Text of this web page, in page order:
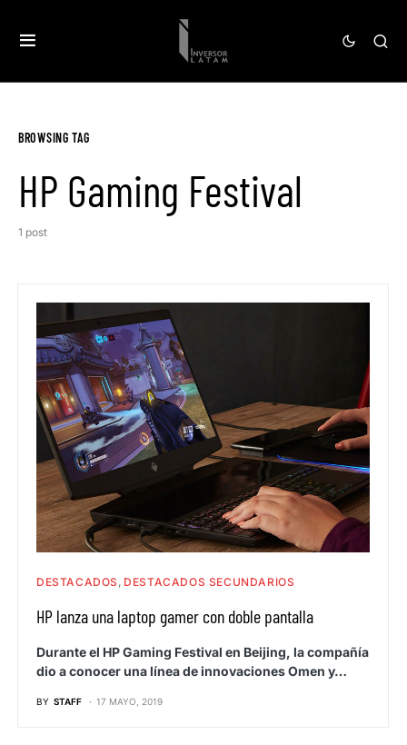
BROWSING TAG
HP Gaming Festival
1 post
DESTACADOS DESTACADOS SECUNDARIOS
HP lanza una laptop gamer con doble pantalla
Durante el HP Gaming Festival en Beijing, la compañía
dio a conocer una línea de innovaciones Omen y…
BY STAFF 17 MAYO, 2019